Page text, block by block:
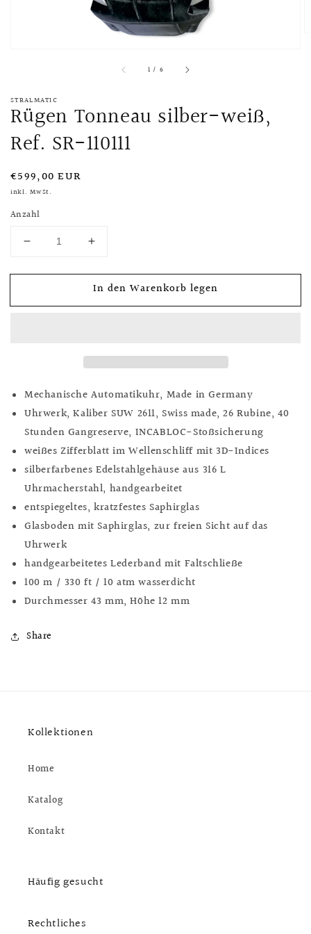
1 / von
6
STRALMATIC
Rügen Tonneau silber-weiß,
Ref. SR-110111
Normaler
Preis
€599,00 EUR
inkl. MwSt.
Anzahl
Verringere
Menge
Rügen
110111
Erhöhe
Menge
für
Rügen
110111
In den Warenkorb legen
Mechanische Automatikuhr, Made in Germany
Uhrwerk, Kaliber SUW 2611, Swiss made, 26 Rubine, 40
Stunden Gangreserve, INCABLOC-Stoßsicherung
weißes Zifferblatt im Wellenschliff mit 3D-Indices
silberfarbenes Edelstahlgehäuse aus 316 L
Uhrmacherstahl, handgearbeitet
entspiegeltes, kratzfestes Saphirglas
Glasboden mit Saphirglas, zur freien Sicht auf das
Uhrwerk
handgearbeitetes Lederband mit Faltschließe
100 m / 330 ft / 10 atm wasserdicht
Durchmesser 43 mm, Höhe 12 mm
Share
Kollektionen
Home
Katalog
Kontakt
Häufig gesucht
Rechtliches